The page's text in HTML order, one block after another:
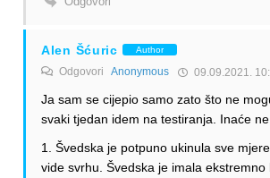
Alen Šćuric Author
Odgovori Anonymous 09.09.2021.
Ja sam se cijepio samo zato što ne
svaki tjedan idem na testiranja. Inaće ne
1. Švedska je potpuno ukinula sve
vide svrhu. Švedska je imala